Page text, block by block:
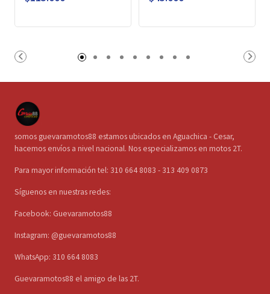
somos guevaramotos88 estamos ubicados en Aguachica - Cesar,
hacemos envíos a nivel nacional. Nos especializamos en motos 2T.
Para mayor información tel: 310 664 8083 - 313 409 0873
Síguenos en nuestras redes:
Facebook: Guevaramotos88
Instagram: @guevaramotos88
WhatsApp: 310 664 8083
Guevaramotos88 el amigo de las 2T.